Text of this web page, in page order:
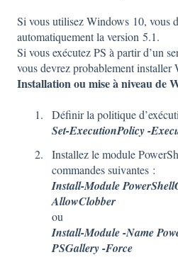
Si vous utilisez Windows 10, vous
automatiquement la version 5.1.
Si vous exécutez PS à partir d’un
vous devrez probablement
Installation ou mise à niveau de
Définir la politique
Set-ExecutionPolicy -
Installez le module
commandes suivantes :
Install-Module
AllowClobber
ou
Install-Module -Name
PSGallery -Force